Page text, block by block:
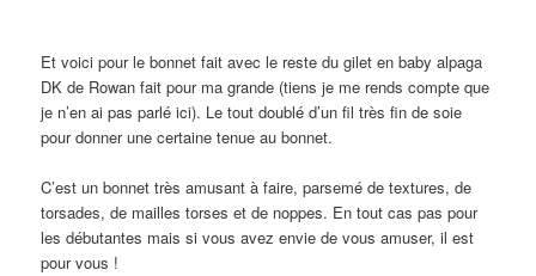
Et voici pour le bonnet fait avec le reste du gilet en baby alpaga
DK de Rowan fait pour ma grande (tiens je me rends compte que
je n’en ai pas parlé ici). Le tout doublé d’un fil très fin de soie
pour donner une certaine tenue au bonnet.
C’est un bonnet très amusant à faire, parsemé de textures, de
torsades, de mailles torses et de noppes. En tout cas pas pour
les débutantes mais si vous avez envie de vous amuser, il est
pour vous !